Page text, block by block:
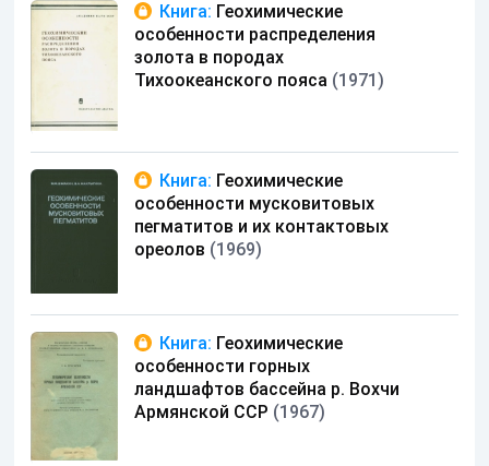
Книга: Геохимические
особенности распределения
золота в породах
Тихоокеанского пояса (1971)
Книга: Геохимические
особенности мусковитовых
пегматитов и их контактовых
ореолов (1969)
Книга: Геохимические
особенности горных
ландшафтов бассейна р. Вохчи
Армянской ССР (1967)